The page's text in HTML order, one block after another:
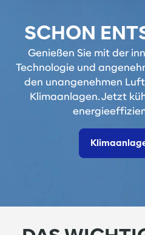
SCHON
Genießen Sie mit der
Technologie und
den unangenehmen
Klimaanlagen. Jetzt